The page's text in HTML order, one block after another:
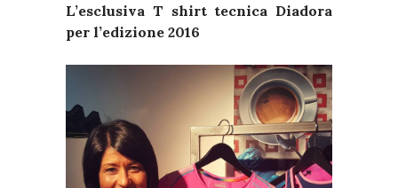
L’esclusiva T shirt tecnica Diadora
per l’edizione 2016